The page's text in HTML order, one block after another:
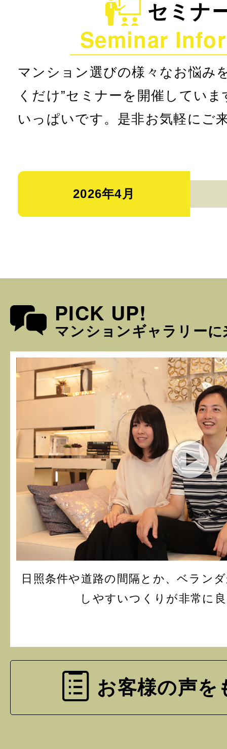
セミナ
Seminar
マンション選びの様々なお悩み
くだけ”セミナーを開催してい
いっぱいです。是非お気軽にご
2026年4月
PICK UP!
マンションギャラリー
日照条件や道路の間隔とか、ベラン
しやすいつくりが非常に
お客様の声を